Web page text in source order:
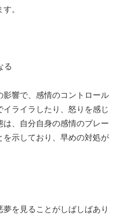
。
る
影響で、感情のコントロール
ライラしたり、怒りを感じ
、自分自身の感情のブレー
示しており、早めの対処が
を見ることがしばしばあり